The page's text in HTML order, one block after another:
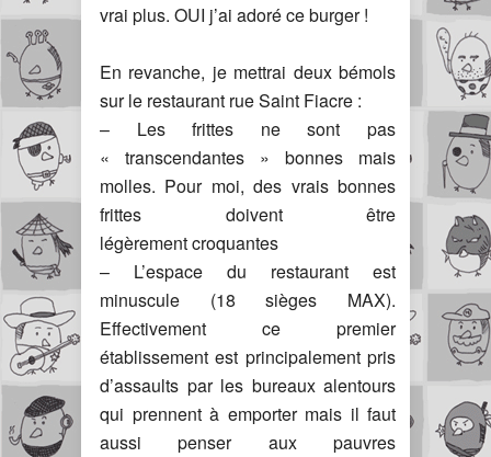
vrai plus. OUI j’ai adoré ce burger !
En revanche, je mettrai deux bémols
sur le restaurant rue Saint Fiacre :
– Les frittes ne sont pas
« transcendantes » bonnes mais
molles. Pour moi, des vrais bonnes
frittes doivent être
légèrement croquantes
– L’espace du restaurant est
minuscule (18 sièges MAX).
Effectivement ce premier
établissement est principalement pris
d’assaults par les bureaux alentours
qui prennent à emporter mais il faut
aussi penser aux pauvres